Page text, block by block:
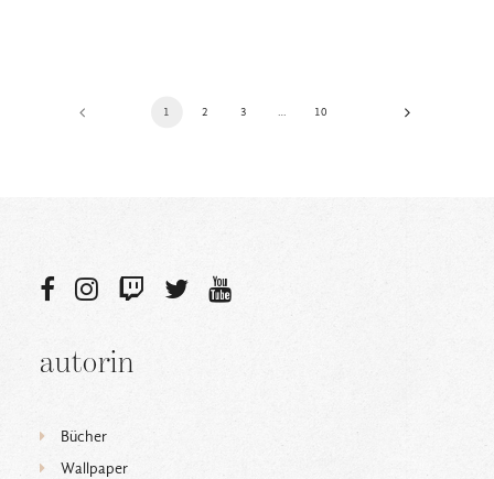
1 2 3 10
autorin
Bücher
Wallpaper